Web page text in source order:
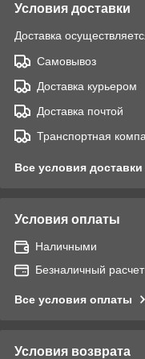
Условия доставки
Доставка
Самовывоз
Доставка курьером
Доставка почтой
Транспортная
Все условия доставки
Условия оплаты
Наличными
Безналичный расчет
Все условия оплаты
Условия возврата